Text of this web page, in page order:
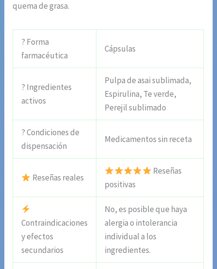
quema de grasa.
? Forma
farmacéutica
Cápsulas
? Ingredientes
activos
Pulpa de asai sublimada,
Espirulina, Te verde,
Perejil sublimado
? Condiciones de
dispensación
Medicamentos sin receta
Reseñas reales
Reseñas
positivas
Contraindicaciones
y efectos
secundarios
No, es posible que haya
alergia o intolerancia
individual a los
ingredientes.